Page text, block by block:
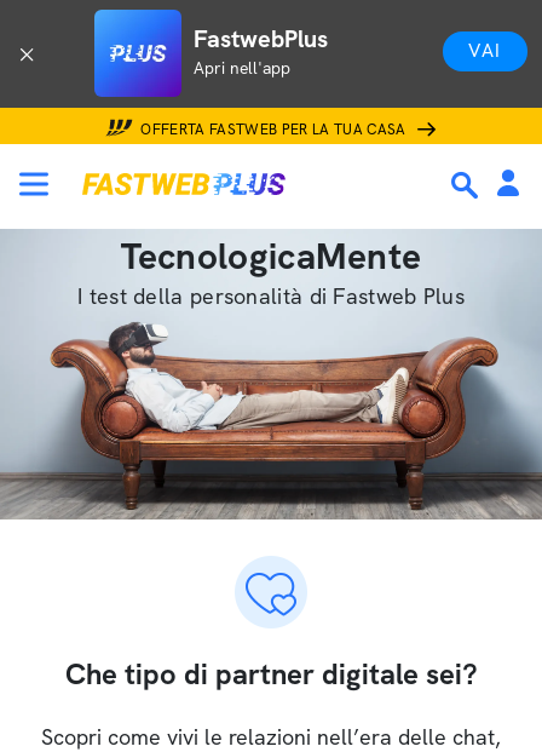
FastwebPlus
Apri nell'app
VAI
OFFERTA FASTWEB PER LA TUA CASA
TecnologicaMente
I test della personalità di Fastweb Plus
Che tipo di partner digitale sei?
Scopri come vivi le relazioni nell’era delle chat,